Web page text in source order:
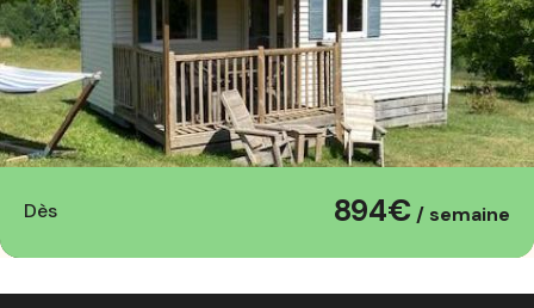
Dès 894€ / semaine